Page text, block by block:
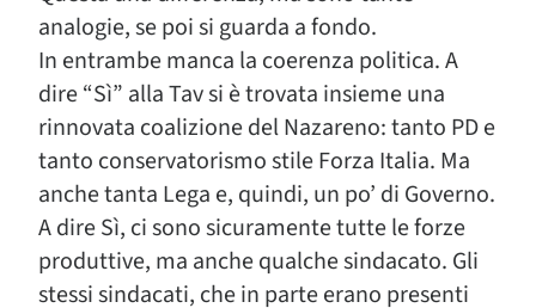
analogie, se poi si guarda a fondo.
In entrambe manca la coerenza politica. A
dire “Sì” alla Tav si è trovata insieme una
rinnovata coalizione del Nazareno: tanto PD e
tanto conservatorismo stile Forza Italia. Ma
anche tanta Lega e, quindi, un po’ di Governo.
A dire Sì, ci sono sicuramente tutte le forze
produttive, ma anche qualche sindacato. Gli
stessi sindacati, che in parte erano presenti